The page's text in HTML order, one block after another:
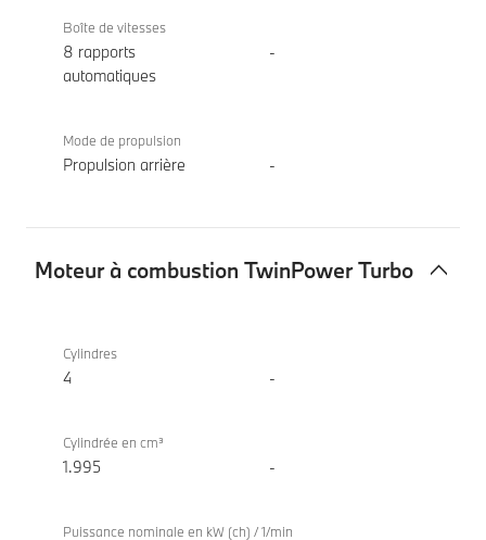
Boîte de vitesses
8 rapports
automatiques
-
Mode de propulsion
Propulsion arrière -
Moteur à combustion TwinPower Turbo
combustion
520d
Berline
Cylindres
4 -
Cylindrée en cm³
1.995 -
Puissance nominale en kW (ch) / 1/min